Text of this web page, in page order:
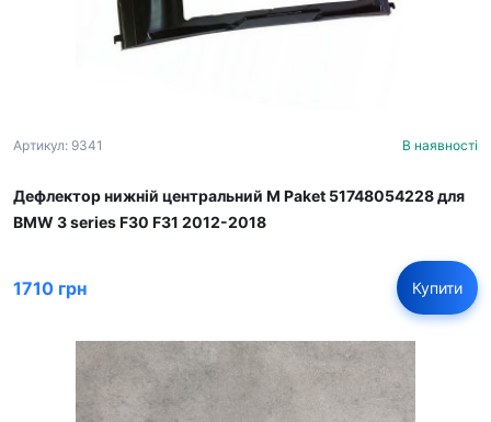
Артикул: 9341 В наявності
Дефлектор нижній центральний M Paket 51748054228 для
BMW 3 series F30 F31 2012-2018
1710 грн Купити